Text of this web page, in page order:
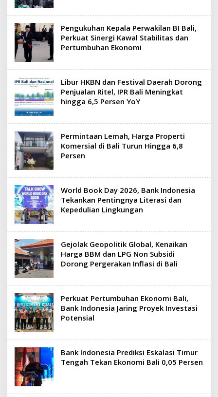
Pengukuhan Kepala Perwakilan BI Bali,
Perkuat Sinergi Kawal Stabilitas dan
Pertumbuhan Ekonomi
Libur HKBN dan Festival Daerah Dorong
Penjualan Ritel, IPR Bali Meningkat
hingga 6,5 Persen YoY
Permintaan Lemah, Harga Properti
Komersial di Bali Turun Hingga 6,8
Persen
World Book Day 2026, Bank Indonesia
Tekankan Pentingnya Literasi dan
Kepedulian Lingkungan
Gejolak Geopolitik Global, Kenaikan
Harga BBM dan LPG Non Subsidi
Dorong Pergerakan Inflasi di Bali
Perkuat Pertumbuhan Ekonomi Bali,
Bank Indonesia Jaring Proyek Investasi
Potensial
Bank Indonesia Prediksi Eskalasi Timur
Tengah Tekan Ekonomi Bali 0,05 Persen